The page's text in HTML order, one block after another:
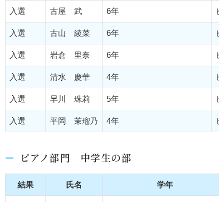
入選 古屋 武 6年
入選 古山 綾菜 6年
入選 岩倉 里奈 6年
入選 清水 慶華 4年
入選 早川 珠莉 5年
入選 平岡 茉瑠乃 4年
ピアノ部門 中学生の部
結果 氏名 学年